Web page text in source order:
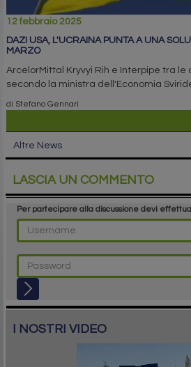
12 febbraio 2025
DAZI USA, L'UCRAINA PUNTA A UNA
MARZO
ArcelorMittal Kryvyi Rih e Interpipe tra le
secondo la ministra dell'Economia
di Stefano Gennari
Altre News
LASCIA UN COMMENTO
Per partecipare alla discussione devi
I NOSTRI VIDEO